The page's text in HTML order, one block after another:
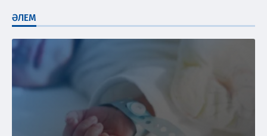
ӘЛЕМ